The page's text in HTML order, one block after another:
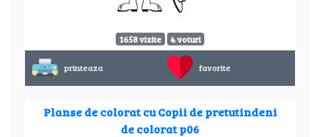
1658 vizite 4 voturi
printeaza favorite
Planse de colorat cu Copii de pretutindeni
de colorat p06